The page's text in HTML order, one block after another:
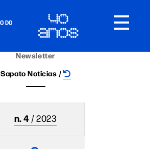
Toggle
Newsletter
Sapato Notícias /
n. 4 / 2023